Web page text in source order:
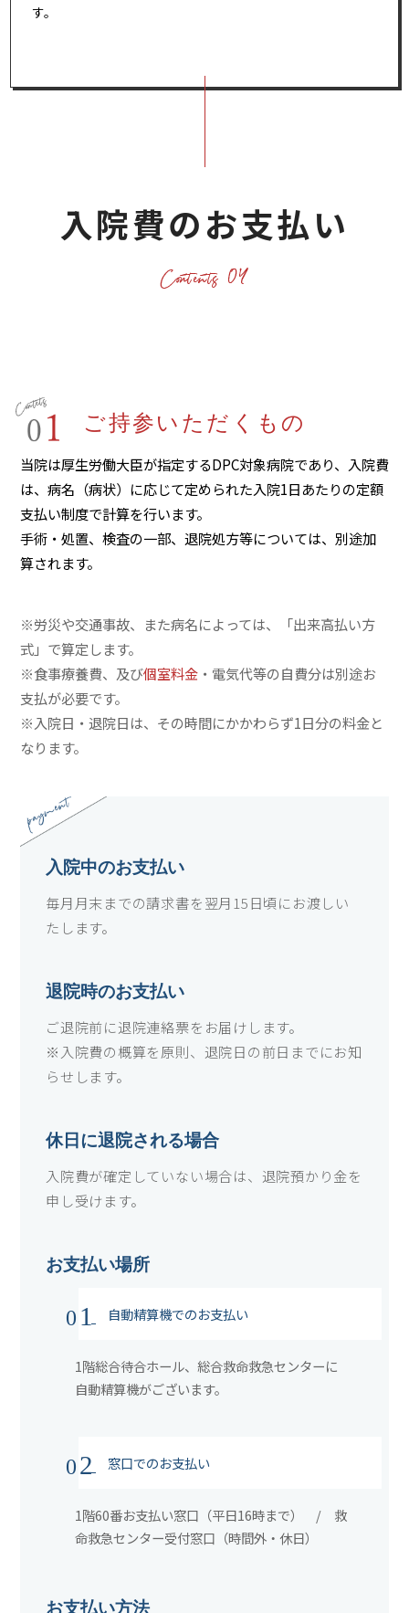
す。
入院費のお支払い
ご持参いただくもの
当院は厚生労働大臣が指定するDPC対象病院であり、入院費
は、病名（病状）に応じて定められた入院1日あたりの定額
支払い制度で計算を行います。
手術・処置、検査の一部、退院処方等については、別途加
算されます。
※労災や交通事故、また病名によっては、「出来高払い方
式」で算定します。
※食事療養費、及び個室料金・電気代等の自費分は別途お
支払が必要です。
※入院日・退院日は、その時間にかかわらず1日分の料金と
なります。
入院中のお支払い
毎月月末までの請求書を翌月15日頃にお渡しい
たします。
退院時のお支払い
ご退院前に退院連絡票をお届けします。
※入院費の概算を原則、退院日の前日までにお知
らせします。
休日に退院される場合
入院費が確定していない場合は、退院預かり金を
申し受けます。
お支払い場所
0 1 自動精算機でのお支払い
1階総合待合ホール、総合救命救急センターに
自動精算機がございます。
02 窓口でのお支払い
1階60番お支払い窓口（平日16時まで） / 救
命救急センター受付窓口（時間外・休日）
お支払い方法